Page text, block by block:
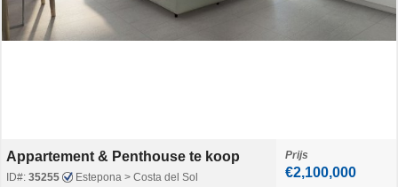
Appartement & Penthouse te koop
ID#: 35255 Estepona > Costa del Sol
Prijs
€2,100,000